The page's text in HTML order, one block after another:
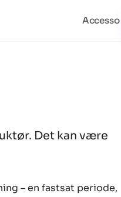
Accesso
Det kan være
– en fastsat periode,